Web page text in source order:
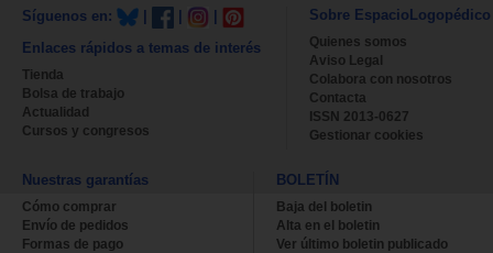
Síguenos en:
Enlaces rápidos a temas de interés
Tienda
Bolsa de trabajo
Actualidad
Cursos y congresos
Sobre EspacioLogopédico
Quienes somos
Aviso Legal
Colabora con nosotros
Contacta
ISSN 2013-0627
Gestionar cookies
Nuestras garantías
Cómo comprar
Envío de pedidos
Formas de pago
BOLETÍN
Baja del boletin
Alta en el boletin
Ver último boletin publicado